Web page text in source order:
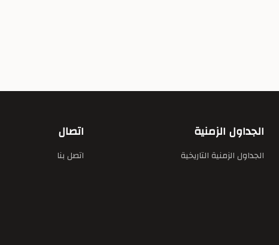
اتصال
اتصل بنا
الجداول الزمنية
الجداول الزمنية التاريخية